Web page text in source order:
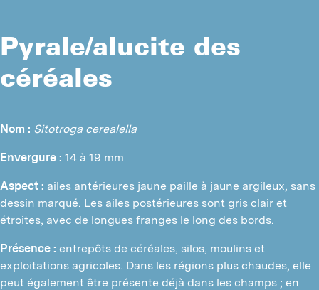
Pyrale/alucite des
céréales
Nom : Sitotroga cerealella
Envergure : 14 à 19 mm
Aspect : ailes antérieures jaune paille à jaune argileux, sans
dessin marqué. Les ailes postérieures sont gris clair et
étroites, avec de longues franges le long des bords.
Présence : entrepôts de céréales, silos, moulins et
exploitations agricoles. Dans les régions plus chaudes, elle
peut également être présente déjà dans les champs ; en